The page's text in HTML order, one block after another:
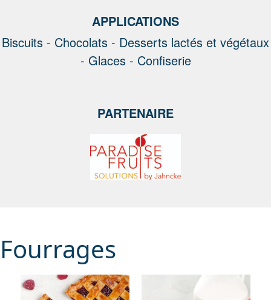
APPLICATIONS
Biscuits - Chocolats - Desserts lactés et végétaux
- Glaces - Confiserie
PARTENAIRE
Fourrages